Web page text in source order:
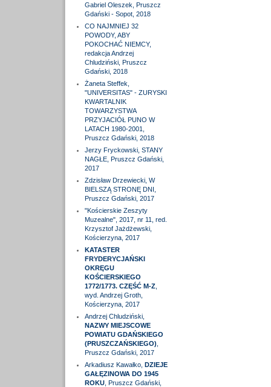
Gabriel Oleszek, Pruszcz
Gdański - Sopot, 2018
CO NAJMNIEJ 32
POWODY, ABY
POKOCHAĆ NIEMCY,
redakcja Andrzej
Chludziński, Pruszcz
Gdański, 2018
Żaneta Steffek,
"UNIVERSITAS" - ZURYSKI
KWARTALNIK
TOWARZYSTWA
PRZYJACIÓŁ PUNO W
LATACH 1980-2001,
Pruszcz Gdański, 2018
Jerzy Fryckowski, STANY
NAGŁE, Pruszcz Gdański,
2017
Zdzisław Drzewiecki, W
BIELSZĄ STRONĘ DNI,
Pruszcz Gdański, 2017
"Kościerskie Zeszyty
Muzealne", 2017, nr 11, red.
Krzysztof Jażdżewski,
Kościerzyna, 2017
KATASTER
FRYDERYCJAŃSKI
OKRĘGU
KOŚCIERSKIEGO
1772/1773. CZĘŚĆ M-Z,
wyd. Andrzej Groth,
Kościerzyna, 2017
Andrzej Chludziński,
NAZWY MIEJSCOWE
POWIATU GDAŃSKIEGO
(PRUSZCZAŃSKIEGO)
Pruszcz Gdański, 2017
Arkadiusz Kawałko, DZIEJE
GAŁĘZINOWA DO 1945
ROKU, Pruszcz Gdański,